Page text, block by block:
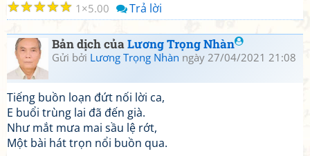
☆
☆
☆
☆
☆ 1 5.00 Trả lời
Bản dịch củaLương Trọng Nhàn
Gửi bởi Lương Trọng Nhàn ngày 27/04/2021 21:08
Tiếng buồn loạn đứt nối lời ca,
E buổi trùng lai đã đến già.
Như mắt mưa mai sầu lệ rớt,
Một bài hát trọn nổi buồn qua.